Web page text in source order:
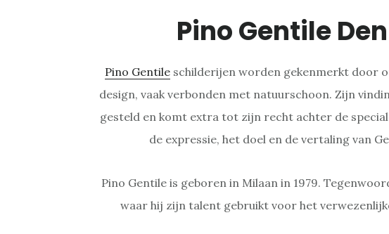
Pino Gentile
Pino Gentile schilderijen worden gekenmerkt door
design, vaak verbonden met natuurschoon. Zijn
gesteld en komt extra tot zijn recht achter de
de expressie, het doel en de vertaling van
Pino Gentile is geboren in Milaan in 1979.
waar hij zijn talent gebruikt voor het